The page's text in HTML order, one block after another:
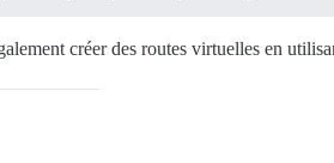
créer des routes virtuelles en